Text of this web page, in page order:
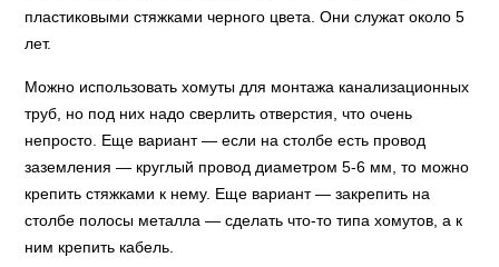
пластиковыми стяжками черного цвета. Они служат около 5
лет.
Можно использовать хомуты для монтажа канализационных
труб, но под них надо сверлить отверстия, что очень
непросто. Еще вариант — если на столбе есть провод
заземления — круглый провод диаметром 5-6 мм, то можно
крепить стяжками к нему. Еще вариант — закрепить на
столбе полосы металла — сделать что-то типа хомутов, а к
ним крепить кабель.